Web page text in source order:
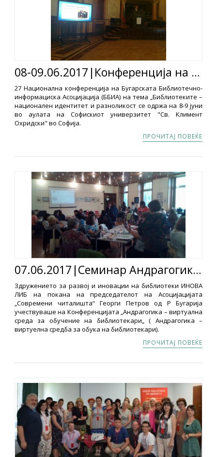
08-09.06.2017|Конференција на тема: Библиотеките – национален идентитет и разноликост
27 Национална конференција на Бугарската Библиотечно-
информациска Асоцијација (ББИА) на тема „Библиотеките –
национален идентитет и разноликост се одржа на 8-9 јуни
во аулата на Софискиот универзитет "Св. Климент
Охридски" во Софија.
ПРОЧИТАЈ ПОВЕЌЕ
07.06.2017|Семинар Андрагогика – виртуелна средба за обука на библиотекари
Здружението за развој и иновации на библиотеки ИНОВА
ЛИБ на покана на председателот на Асоцијацијата
„Современи читалишта“ Георги Петров од Р Бугарија
учествуваше на Конференцијата „Андрагогика – виртуална
среда за обучение на библиотекари„ ( Андрагогика –
виртуелна средба за обука на библиотекари).
ПРОЧИТАЈ ПОВЕЌЕ